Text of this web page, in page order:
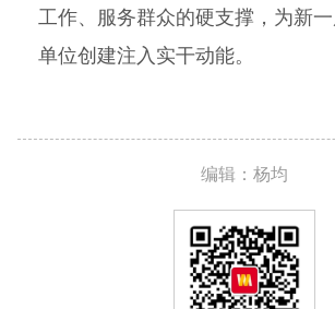
工作、服务群众的硬支撑，为新
单位创建注入实干动能。
编辑：杨均